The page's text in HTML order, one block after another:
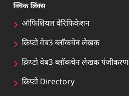
क्विक लिंक्स
ऑफिशियल वेरिफिकेशन
क्रिप्टो वेब3 ब्लॉकचेन लेखक
क्रिप्टो वेब3 ब्लॉकचेन लेखक पंजीकरण
क्रिप्टो Directory